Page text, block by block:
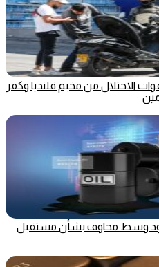
الاحتلال من مخيم قلنديا وكفر
وسط مخاوف بشأن مستقبل